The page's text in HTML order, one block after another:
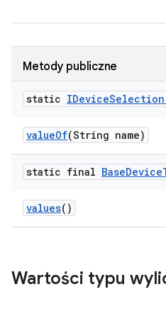
Metody publiczne
static IDeviceSelection
valueOf(String name)
static final BaseDevice
values()
Wartości typu